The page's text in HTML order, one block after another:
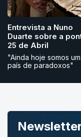
Entrevista a Nuno
Duarte sobre a
25 de Abril
"Ainda hoje somos um
país de paradoxos"